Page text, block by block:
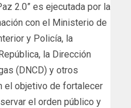
2.0” es ejecutada por la
con el Ministerio de
y Policía, la
la Dirección
(DNCD) y otros
el objetivo de fortalecer
el orden público y